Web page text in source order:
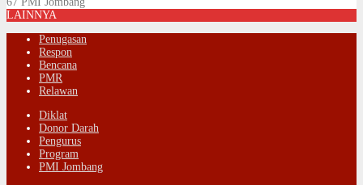
LAINNYA
Penugasan
Respon
Bencana
PMR
Relawan
Diklat
Donor Darah
Pengurus
Program
PMI Jombang